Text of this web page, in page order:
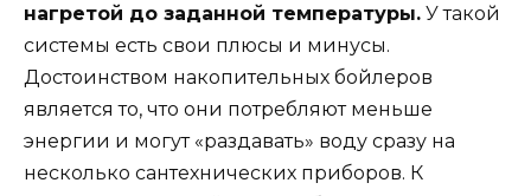
нагретой до заданной температуры. У такой
системы есть свои плюсы и минусы.
Достоинством накопительных бойлеров
является то, что они потребляют меньше
энергии и могут «раздавать» воду сразу на
несколько сантехнических приборов. К